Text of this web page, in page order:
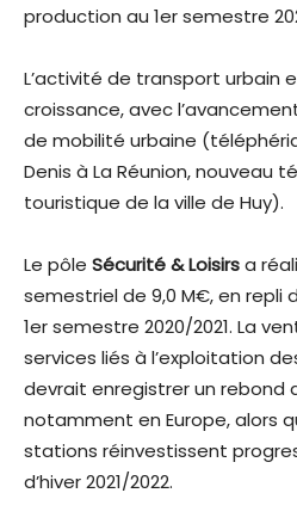
production au 1er semestre
L’activité de transport urbain
croissance, avec
de mobilité urbaine
Denis à La Réunion, nouveau
touristique de la ville de Huy).
Le pôle Sécurité & Loisirsa
semestriel de 9,0 M€, en repli
1er semestre 2020/2021. La
services liés à l’exploitation
devrait enregistrer un rebond
notamment en Europe, alors
stations réinvestissent
d’hiver 2021/2022.